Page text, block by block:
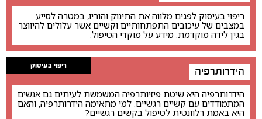
ריפוי בעיסוק לפגים מלווה את התינוק והוריו, במטרה לסייע
במצבים של עיכובים התפתחותיים וקשיים אשר עלולים להיווצר
בגין לידה מוקדמת. מידע על מוקדי הטיפול.
ריפוי בעיסוק הידרותרפיה
הידרותרפיה היא שיטת פיזיותרפיה המשמשת לעיתים גם אנשים
המתמודדים עם קשיים רגשיים. למי מתאימה הידרותרפיה, והאם
היא באמת רלוונטית לטיפול בקשים רגשיים?